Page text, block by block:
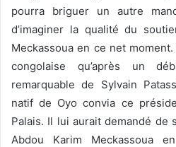
pourra briguer un autre
d’imaginer la qualité du
Meckassoua en ce net
congolaise qu’après un
remarquable de Sylvain
natif de Oyo convia ce
Palais. Il lui aurait demandé de
Abdou Karim Meckassoua